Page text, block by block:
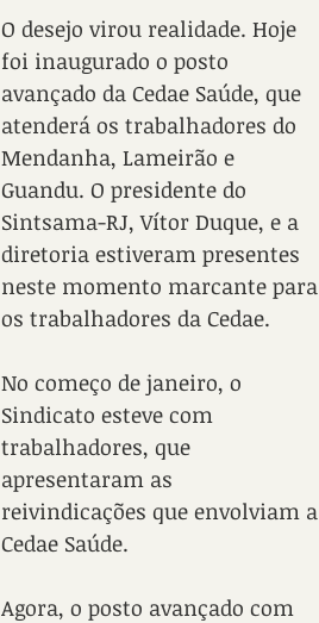
O desejo virou realidade. Hoje
foi inaugurado o posto
avançado da Cedae Saúde, que
atenderá os trabalhadores do
Mendanha, Lameirão e
Guandu. O presidente do
Sintsama-RJ, Vítor Duque, e a
diretoria estiveram presentes
neste momento marcante para
os trabalhadores da Cedae.
No começo de janeiro, o
Sindicato esteve com
trabalhadores, que
apresentaram as
reivindicações que envolviam a
Cedae Saúde.
Agora, o posto avançado com